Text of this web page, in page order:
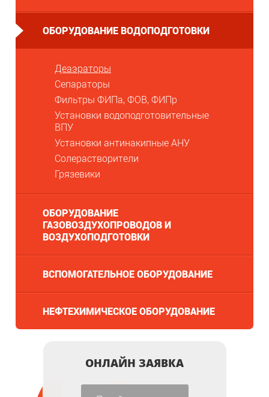
ОБОРУДОВАНИЕ ВОДОПОДГОТОВКИ
Деаэраторы
Сепараторы
Фильтры ФИПа, ФОВ, ФИПр
Установки водоподготовительные
ВПУ
Установки антинакипные АНУ
Солерастворители
Грязевики
ОБОРУДОВАНИЕ
ГАЗОВОЗДУХОПРОВОДОВ И
ВОЗДУХОПОДГОТОВКИ
ВСПОМОГАТЕЛЬНОЕ ОБОРУДОВАНИЕ
НЕФТЕХИМИЧЕСКОЕ ОБОРУДОВАНИЕ
ОНЛАЙН ЗАЯВКА